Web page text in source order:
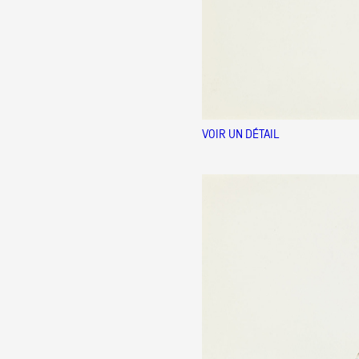
VOIR UN DÉTAIL